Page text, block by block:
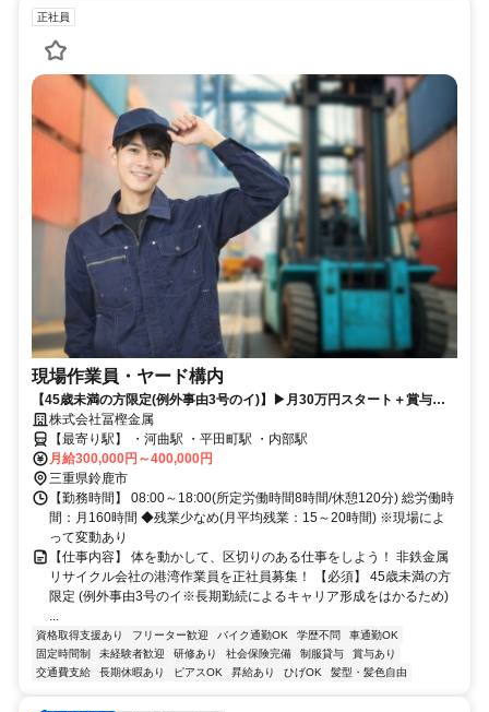
正社員
現場作業員・ヤード構内
【45歳未満の方限定(例外事由3号のイ)】▶月30万円スタート＋賞与年2
回▶残業少なめ/長期休暇あり▶資格取得支援あり(費用全額負担)
株式会社冨樫金属
【最寄り駅】 ・河曲駅 ・平田町駅 ・内部駅
月給300,000円～400,000円
三重県鈴鹿市
【勤務時間】 08:00～18:00(所定労働時間8時間/休憩120分) 総労働時
間：月160時間 ◆残業少なめ(月平均残業：15～20時間) ※現場によ
って変動あり
【仕事内容】 体を動かして、区切りのある仕事をしよう！ 非鉄金属
リサイクル会社の港湾作業員を正社員募集！ 【必須】 45歳未満の方
限定 (例外事由3号のイ※長期勤続によるキャリア形成をはかるため)
...
資格取得支援あり フリーター歓迎 バイク通勤OK 学歴不問
車通勤OK
固定時間制
未経験者歓迎 研修あり 社会保険完備 制服貸与
賞与あり
交通費支給
長期休暇あり ピアスOK 昇給あり ひげOK 髪型・髪色自由